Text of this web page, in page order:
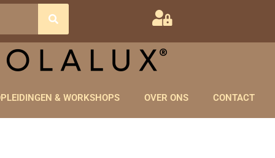
& WORKSHOPS OVER ONS CONTACT